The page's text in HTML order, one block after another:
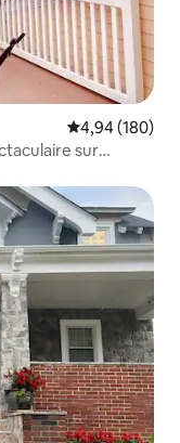
Évaluation
4,94 (180)
sur